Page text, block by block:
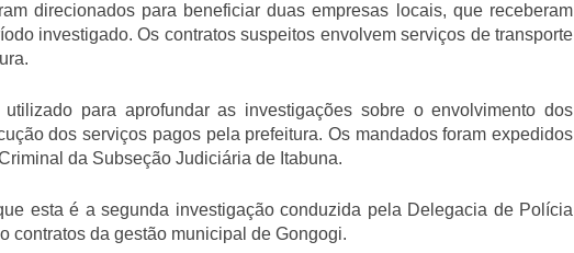
direcionados para beneficiar duas empresas locais, que receberam
investigado. Os contratos suspeitos envolvem serviços de transporte
para aprofundar as investigações sobre o envolvimento dos
dos serviços pagos pela prefeitura. Os mandados foram expedidos
da Subseção Judiciária de Itabuna.
esta é a segunda investigação conduzida pela Delegacia de Polícia
contratos da gestão municipal de Gongogi.